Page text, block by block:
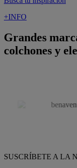
+INFO
Grandes
colchones y
SUSCRÍBETE A LA